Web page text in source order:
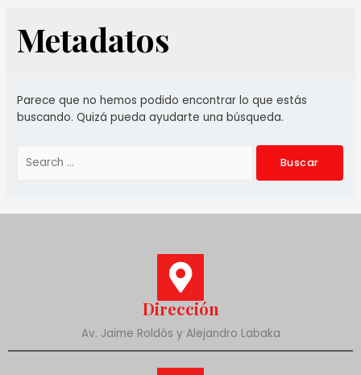
Metadatos
Parece que no hemos podido encontrar lo que estás
buscando. Quizá pueda ayudarte una búsqueda.
Dirección
Av. Jaime Roldós y Alejandro Labaka